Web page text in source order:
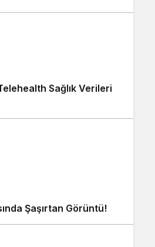
Sağlık Verileri
Şaşırtan Görüntü!